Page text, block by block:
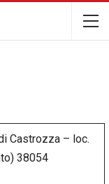
Castrozza – loc.
38054